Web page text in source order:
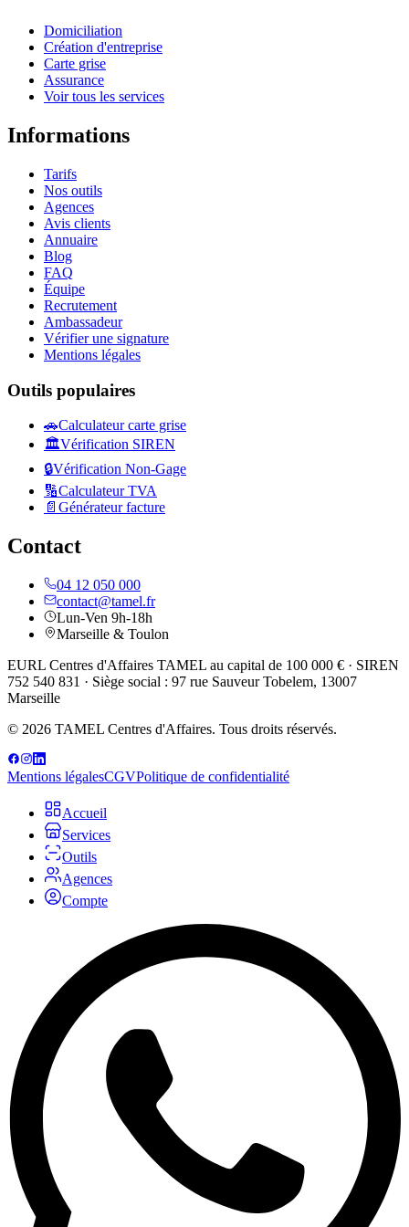
Domiciliation
Création d'entreprise
Carte grise
Assurance
Voir tous les services
Informations
Tarifs
Nos outils
Agences
Avis clients
Annuaire
Blog
FAQ
Équipe
Recrutement
Ambassadeur
Vérifier une signature
Mentions légales
Outils populaires
🚗Calculateur carte grise
🏛️Vérification SIREN
🔒Vérification Non-Gage
🔢Calculateur TVA
📄 Générateur facture
Contact
04 12 050 000
contact@tamel.fr
Lun-Ven 9h-18h
Marseille & Toulon
EURL Centres d'Affaires TAMEL au capital de 100 000 € · SIREN
752 540 831 · Siège social : 97 rue Sauveur Tobelem, 13007
Marseille
© 2026 TAMEL Centres d'Affaires. Tous droits réservés.
Mentions légalesCGVPolitique de confidentialité
Accueil
Services
Outils
Agences
Compte